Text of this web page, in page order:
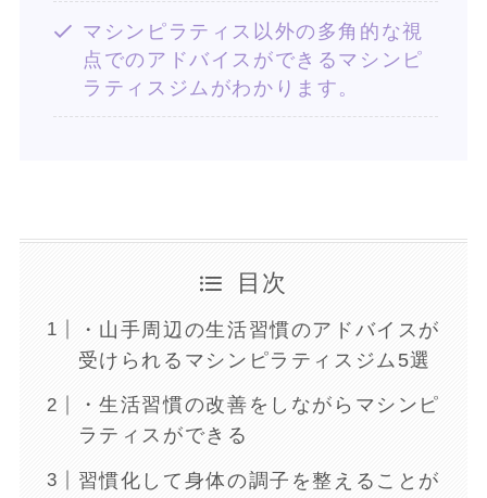
マシンピラティス以外の多角的な視
点でのアドバイスができるマシンピ
ラティスジムがわかります。
目次
・山手周辺の生活習慣のアドバイスが
受けられるマシンピラティスジム5選
・生活習慣の改善をしながらマシンピ
ラティスができる
習慣化して身体の調子を整えることが